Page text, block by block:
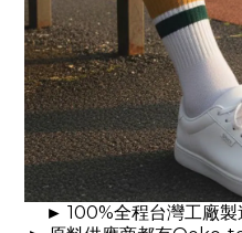
► 100%全程台灣工廠製